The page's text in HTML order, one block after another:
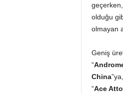
olduğu
olmayan
Geniş
“
China
“Ace